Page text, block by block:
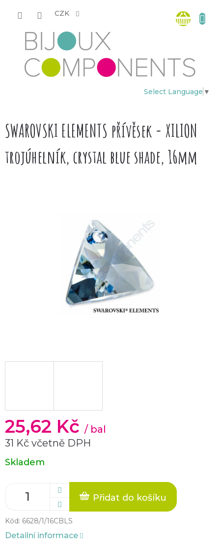
CZK
Select Language ▼
košík
SWAROVSKI ELEMENTS přívěsek - XILION
trojúhelník, crystal blue shade, 16mm
25,62 Kč / bal
31 Kč včetně DPH
Měrná
cena:
Skladem
Přidat do košíku
Kód: 6628/1/16CBLS
Detailní informace